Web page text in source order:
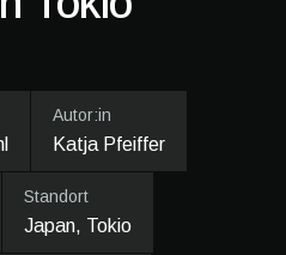
Autor:in
Katja Pfeiffer
Standort
Japan, Tokio